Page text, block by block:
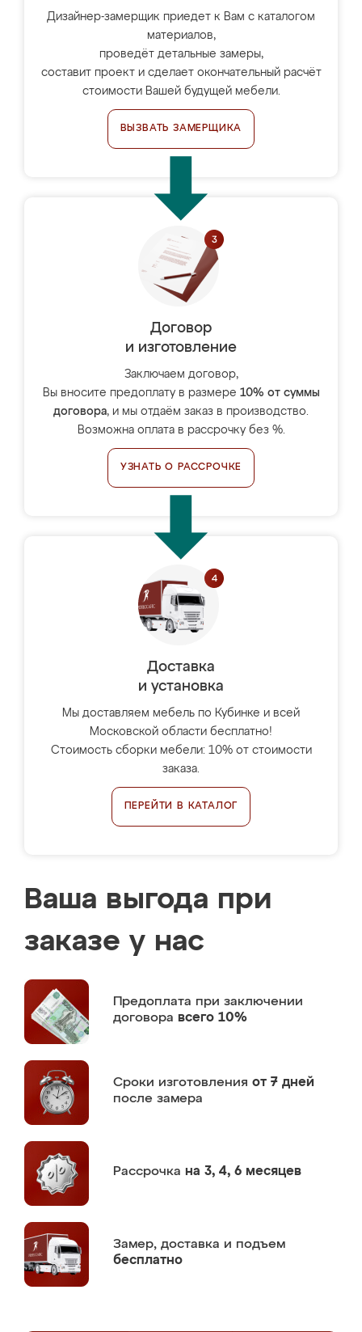
Дизайнер-замерщик приедет к Вам с каталогом
материалов,
проведёт детальные замеры,
составит проект и сделает окончательный расчёт
стоимости Вашей будущей мебели.
ВЫЗВАТЬ ЗАМЕРЩИКА
Договор
и изготовление
Заключаем договор,
Вы вносите предоплату в размере 10% от суммы
договора, и мы отдаём заказ в производство.
Возможна оплата в рассрочку без %.
УЗНАТЬ О РАССРОЧКЕ
Доставка
и установка
Мы доставляем мебель по Кубинке и всей
Московской области бесплатно!
Стоимость сборки мебели: 10% от стоимости
заказа.
ПЕРЕЙТИ В КАТАЛОГ
Ваша выгода при
заказе у нас
Предоплата при заключении
договора всего 10%
Сроки изготовления от 7 дней
после замера
Рассрочка на 3, 4, 6 месяцев
Замер, доставка и подъем
бесплатно